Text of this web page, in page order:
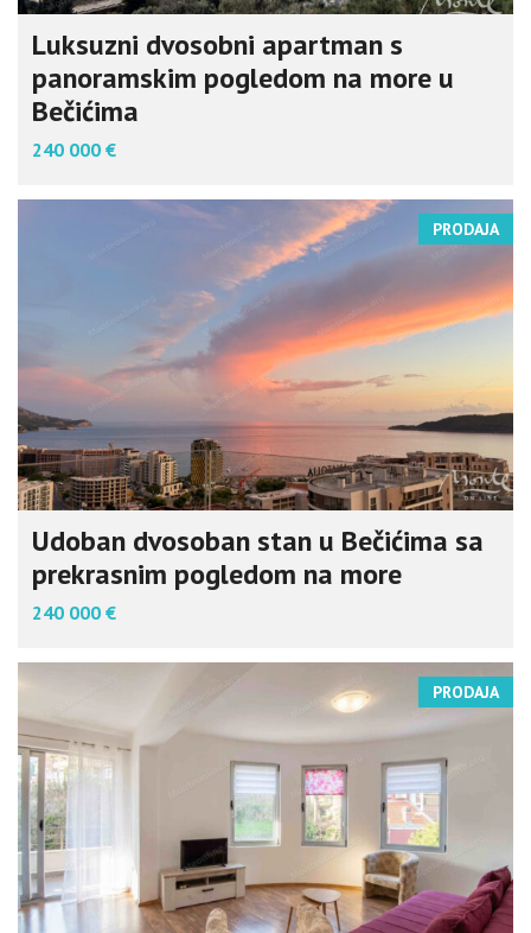
Luksuzni dvosobni apartman s
panoramskim pogledom na more u
Bečićima
240 000 €
PRODAJA
Udoban dvosoban stan u Bečićima sa
prekrasnim pogledom na more
240 000 €
PRODAJA